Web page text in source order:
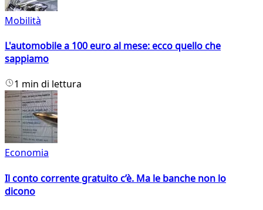
Mobilità
L'automobile a 100 euro al mese: ecco quello che
sappiamo
1 min di lettura
Economia
Il conto corrente gratuito c’è. Ma le banche non lo
dicono